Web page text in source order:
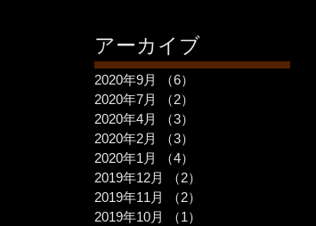
アーカイブ
2020年9月 （6）
2020年7月
（2）
2020年4月
（3）
2020年2月
（3）
2020年1月
（4）
2019年12月
（2）
2019年11月
（2）
2019年10月
（1）